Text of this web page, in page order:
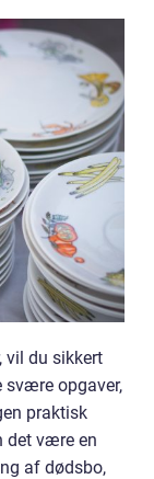
vil du sikkert
opgaver,
praktisk
det være en
af dødsbo,